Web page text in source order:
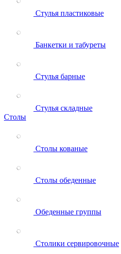
Стулья пластиковые
Банкетки и табуреты
Стулья барные
Стулья складные
Столы
Столы кованые
Столы обеденные
Обеденные группы
Столики сервировочные